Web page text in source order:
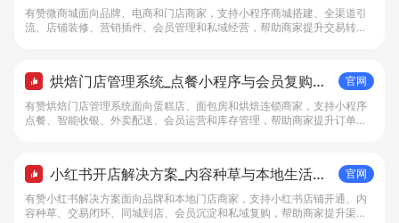
购工具 - 做生意, 找有赞
有赞微商城面向品牌、电商和门店商家，支持小程序商城搭建、全渠道引
流、店铺装修、营销插件、会员管理和私域经营，帮助商家提升交易转化
烘焙门店管理系统_点餐小程序与会员复购工
具 - 做生意, 找有赞
官网
有赞烘焙门店管理系统面向蛋糕店、面包房和烘焙连锁商家，支持小程序
点餐、智能收银、外卖配送、会员运营和库存管理，帮助商家提升订单转
小红书开店解决方案_内容种草与本地生活转
化工具 - 做生意, 找有赞
官网
有赞小红书解决方案面向品牌和本地门店商家，支持小红书店铺开通、内
容种草、交易闭环、同城到店、会员沉淀和私域复购，帮助商家提升渠道